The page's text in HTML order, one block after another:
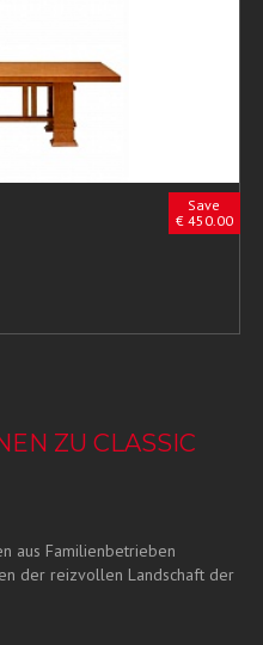
Save
€ 450.00
ZU CLASSIC
aus Familienbetrieben
der reizvollen Landschaft der